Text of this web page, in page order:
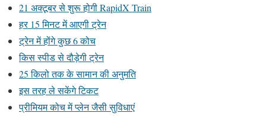
21 अक्टूबर से शुरू होगी RapidX Train
हर 15 मिनट में आएगी ट्रेन
ट्रेन में होंगे कुछ 6 कोच
किस स्पीड से दौड़ेगी ट्रेन
25 किलो तक के सामान की अनुमति
इस तरह ले सकेंगे टिकट
प्रीमियम कोच में प्लेन जैसी सुविधाएं